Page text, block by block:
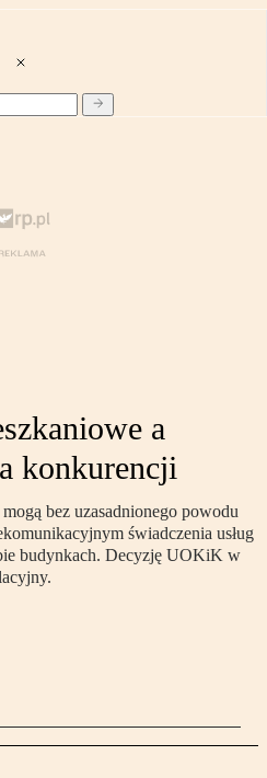
a
konkurencji
bez uzasadnionego powodu
świadczenia usług
budynkach. Decyzję UOKiK w